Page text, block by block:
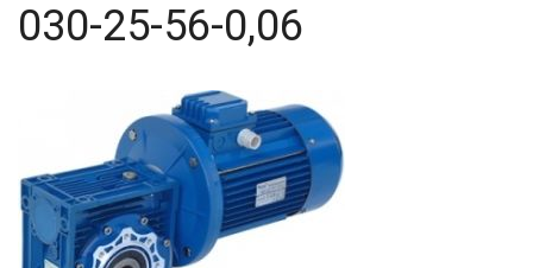
030-25-56-0,06